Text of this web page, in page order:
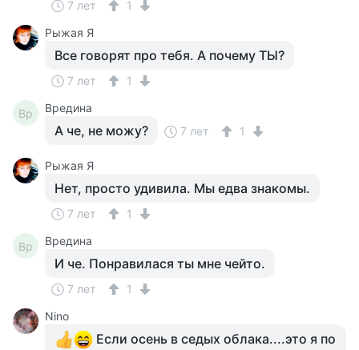
7 лет
1
Рыжая Я
Все говорят про тебя. А почему ТЫ?
7 лет 1
Вр Вредина
А че, не можу? 7 лет 1
Рыжая Я
Нет, просто удивила. Мы едва знакомы.
7 лет 1
Вр Вредина
И че. Понравилася ты мне чейто.
7 лет
1
Nino
Если осень в седых облака....это я по